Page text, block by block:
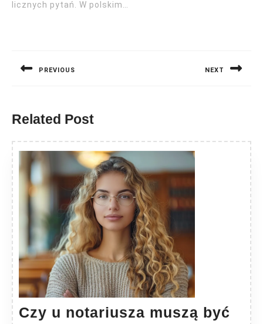
licznych pytań. W polskim…
PREVIOUS NEXT
Related Post
Czy u notariusza muszą być